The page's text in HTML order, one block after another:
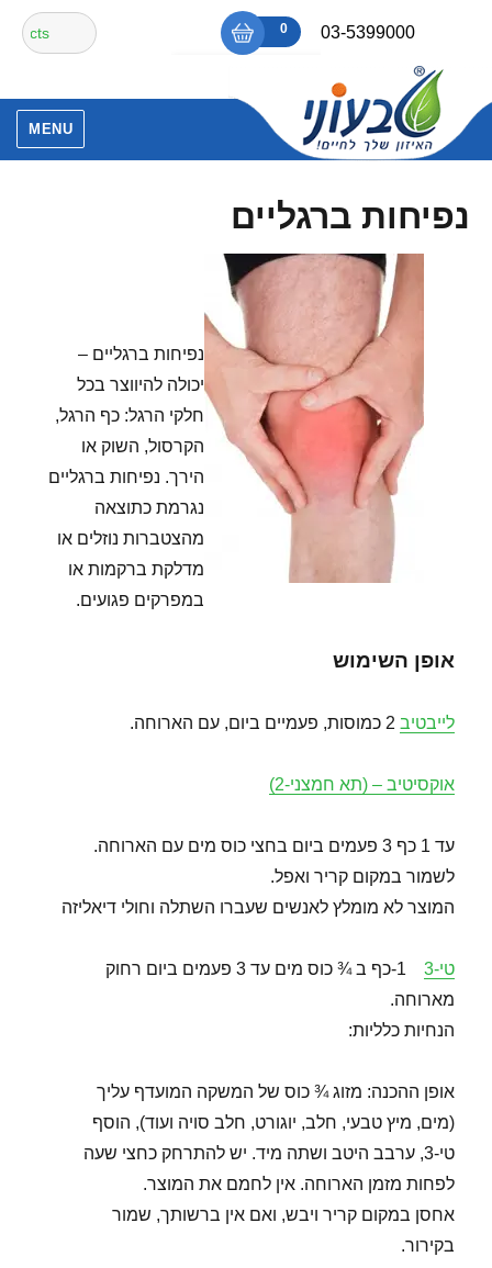
content
03-5399000
₪0
0
אין מוצרים בסל הקניות.
חיפוש
עבור:
MENU
נפיחות ברגליים
נפיחות ברגליים –
יכולה להיווצר בכל
חלקי הרגל: כף הרגל,
הקרסול, השוק או
הירך. נפיחות ברגליים
נגרמת כתוצאה
מהצטברות נוזלים או
מדלקת ברקמות או
במפרקים פגועים.
אופן השימוש
לייבטיב
אוקסיטיב – (תא חמצני-2)
עד 1 כף 3 פעמים ביום בחצי כוס מים עם הארוחה.
לשמור במקום קריר ואפל.
המוצר לא מומלץ לאנשים שעברו השתלה וחולי דיאליזה
טי-3
1-כף ב ¾ כוס מים עד 3 פעמים ביום רחוק
מארוחה.
הנחיות כלליות:
אופן ההכנה: מזוג ¾ כוס של המשקה המועדף עליך
(מים, מיץ טבעי, חלב, יוגורט, חלב סויה ועוד), הוסף
טי-3, ערבב היטב ושתה מיד. יש להתרחק כחצי שעה
לפחות מזמן הארוחה. אין לחמם את המוצר.
אחסן במקום קריר ויבש, ואם אין ברשותך, שמור
בקירור.